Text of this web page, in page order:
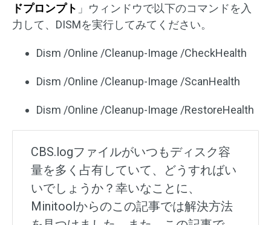
ドプロンプト 」ウィンドウで以下のコマンドを入
力して、DISMを実行してみてください。
Dism /Online /Cleanup-Image /CheckHealth
Dism /Online /Cleanup-Image /ScanHealth
Dism /Online /Cleanup-Image /RestoreHealth
CBS.logファイルがいつもディスク容
量を多く占有していて、どうすればい
いでしょうか？幸いなことに、
Minitoolからのこの記事では解決方法